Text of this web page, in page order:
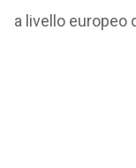
a livello europeo